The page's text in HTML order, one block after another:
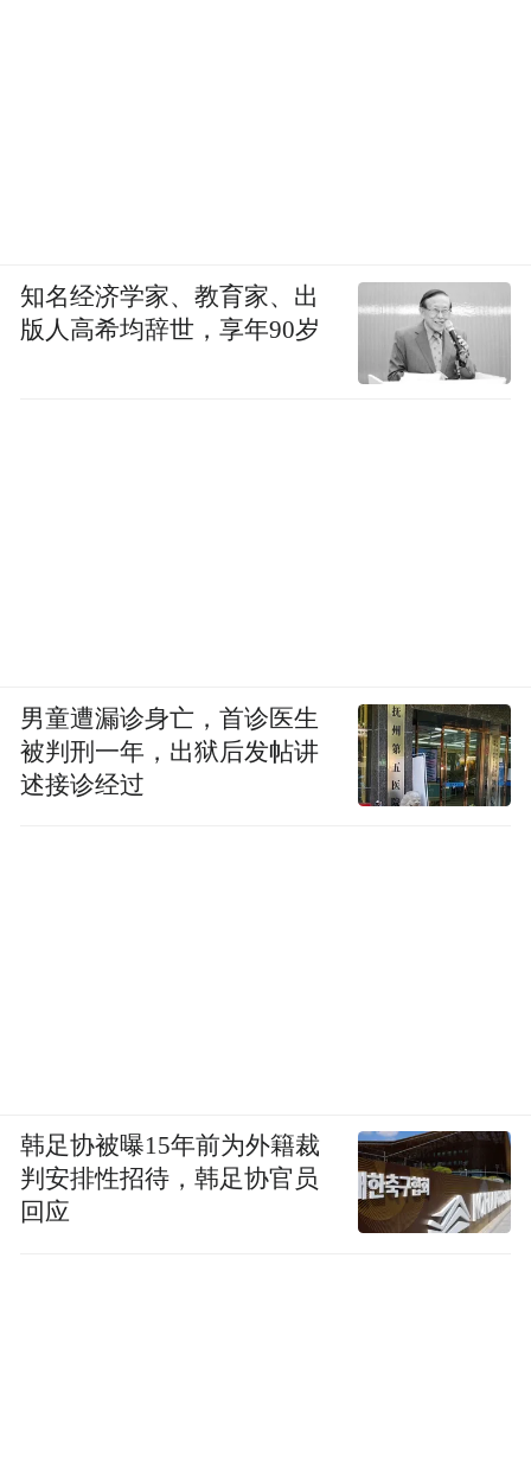
知名经济学家、教育家、出
版人高希均辞世，享年90岁
男童遭漏诊身亡，首诊医生
被判刑一年，出狱后发帖讲
述接诊经过
韩足协被曝15年前为外籍裁
判安排性招待，韩足协官员
回应